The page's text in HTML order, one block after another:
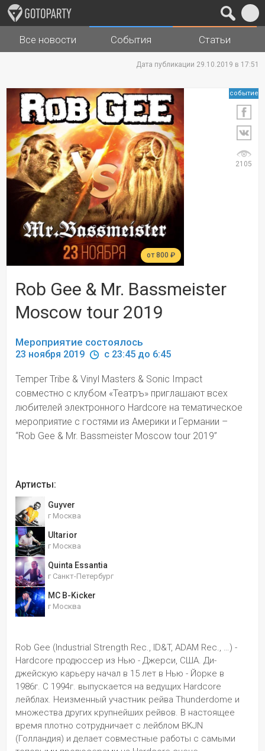
Города Музыка
Все новости События Статьи
Дата публикации 29.10.2019 в 17:51
от 800 ₽
событие
2105
Rob Gee & Mr. Bassmeister
Moscow tour 2019
Мероприятие состоялось
23 ноября 2019 c 23:45 до 6:45
Temper Tribe & Vinyl Masters & Sonic Impact
совместно с клубом «Театръ» приглашают всех
любителей электронного Hardcore на тематическое
мероприятие с гостями из Америки и Германии –
“Rob Gee & Mr. Bassmeister Moscow tour 2019”
Артисты:
Guyver
г Москва
Ultarior
г Москва
Quinta Essantia
г Санкт-Петербург
MC B-Kicker
г Москва
Rob Gee (Industrial Strength Rec., ID&T, ADAM Rec., …) -
Hardcore продюссер из Нью - Джерси, США. Ди-
джейскую карьеру начал в 15 лет в Нью - Йорке в
1986г. С 1994г. выпускается на ведущих Hardcore
лейблах. Неизменный участник рейва Thunderdome и
множества других крупнейших рейвов. В настоящее
время плотно сотрудничает с лейблом BKJN
(Голландия) и делает совместные работы с самыми